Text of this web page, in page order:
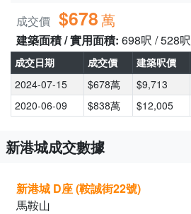
成交價 $678萬
建築面積 / 實用面積: 698呎 / 528呎
成交日期 成交價 建築呎價
2024-07-15
$678萬 $9,713
2020-06-09
$838萬 $12,005
新港城成交數據
新港城 D座 (鞍誠街22號)
馬鞍山